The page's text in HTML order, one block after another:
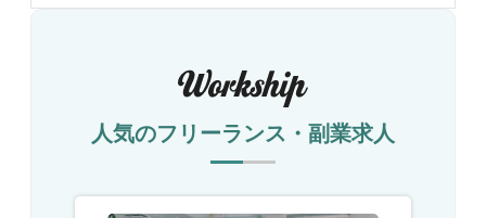
人気のフリーランス・副業求人